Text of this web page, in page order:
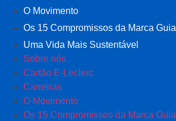
O Movimento
Os 15 Compromissos da Marca Guia
Uma Vida Mais Sustentável
Sobre nós
Cartão E-Leclerc
Carreiras
O Movimento
Os 15 Compromissos da Marca Guia